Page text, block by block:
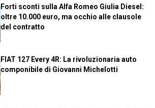
Forti sconti sulla Alfa Romeo Giulia Diesel:
oltre 10.000 euro, ma occhio alle clausole
del contratto
FIAT 127 Every 4R: La rivoluzionaria auto
componibile di Giovanni Michelotti